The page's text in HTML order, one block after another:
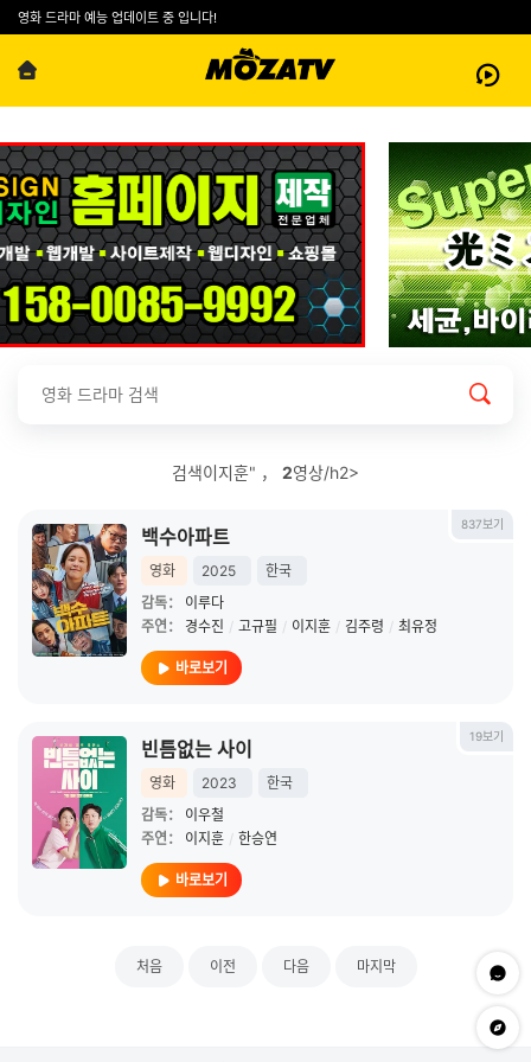
영화 드라마 예능 업데이트 중 입니다!
검색이지훈" ， 2영상/h2>
837보기
백수아파트
영화 2025
한국
감독：
이루다
주연：
경수진 / 고규필 / 이지훈 / 김주령 / 최유정
바로보기
19보기
빈틈없는 사이
영화 2023
한국
감독：
이우철
주연：
이지훈 / 한승연
바로보기
처음 이전 다음 마지막 문의하
app